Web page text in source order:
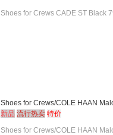
Shoes for Crews CADE ST Black
Shoes for Crews/COLE HAAN
新品 流行热卖 特价
Shoes for Crews/COLE HAAN